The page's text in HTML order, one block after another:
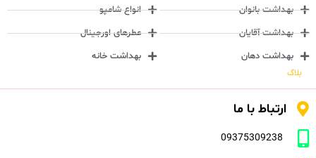
بهداشت بانوان
بهداشت آقایان
بهداشت دهان
انواع شامپو
عطرهای اورجینال
بهداشت خانه
بلاگ
ارتباط با ما
09375309238